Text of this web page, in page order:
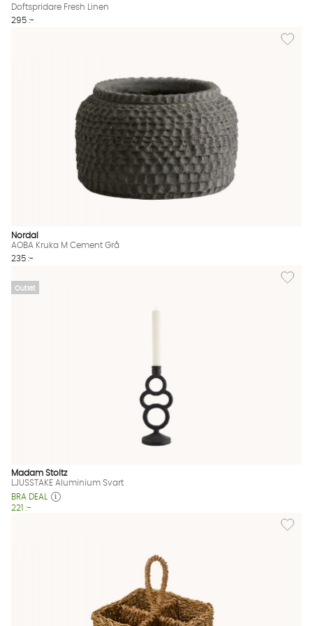
Doftspridare Fresh Linen
295 :-
Lägg
Nordal
AOBA Kruka M Cement Grå
235 :-
Outlet
Lägg
Madam Stoltz
LJUSSTAKE Aluminium Svart
BRA DEAL
221 :-
Lägg